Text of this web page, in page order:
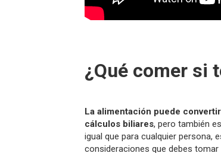
¿Qué comer si
La alimentación puede
cálculos biliares, pero también
igual que para cualquier persona,
consideraciones que debes tomar